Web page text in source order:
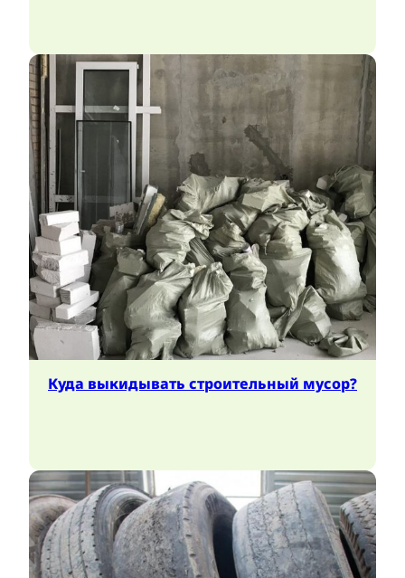
Куда выкидывать строительный мусор?